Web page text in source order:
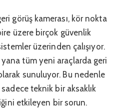
görüş kamerası, kör nokta
üzere birçok güvenlik
üzerinden çalışıyor.
yana tüm yeni araçlarda geri
sunuluyor. Bu nedenle
sadece teknik bir aksaklık
etkileyen bir sorun.